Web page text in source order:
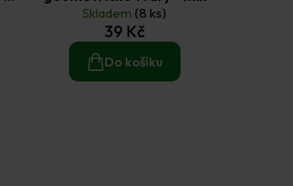
Skladem (8 ks)
39 Kč
Do košíku